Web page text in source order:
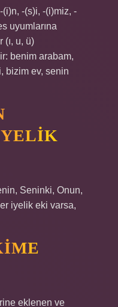
-(s)i, -(i)miz, -
uyumlarına
(ı, u, ü)
benim arabam,
bizim ev, senin
Seninki, Onun,
iyelik eki varsa,
eklenen ve